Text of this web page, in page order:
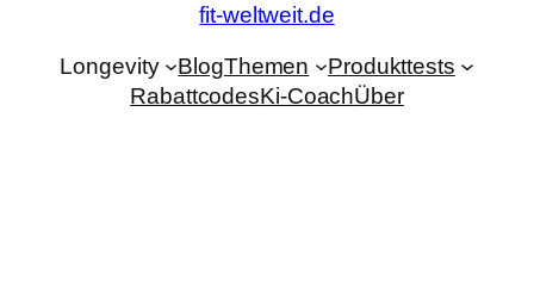
fit-weltweit.de
Longevity BlogThemen
Produkttests
RabattcodesKi-CoachÜber